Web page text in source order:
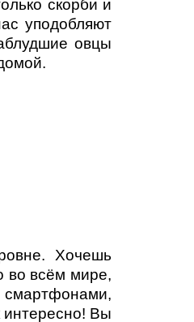
скорби и
уподобляют
овцы
Хочешь
во всём мире,
смартфонами,
интересно! Вы